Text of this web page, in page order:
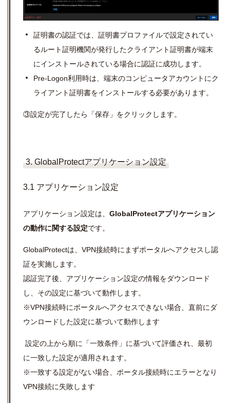
証明書の認証では、証明書プロファイルで設定されてい
るルート証明機関が発行したクライアント証明書が端末
にインストールされている場合に認証に成功します。
Pre-Logon利用時は、端末のコンピュータアカウントにク
ライアント証明書をインストールする必要があります。
③設定が完了したら「保存」をクリックします。
3. GlobalProtectアプリケーション設定
3.1 アプリケーション設定
アプリケーション設定は、 GlobalProtectアプリケーション
の動作に関する設定です。
GlobalProtectは、 VPN接続時にまずポータルへアクセスし認
証を実施します。
認証完了後、アプリケーション設定の情報をダウンロード
し、その設定に基づいて動作します。
※VPN接続時にポータルへアクセスできない場合、直前にダ
ウンロードした設定に基づいて動作します
設定の上から順に「一致条件」に基づいて評価され、最初
に一致した設定が適用されます。
※一致する設定がない場合、ポータル接続時にエラーとなり
VPN接続に失敗します